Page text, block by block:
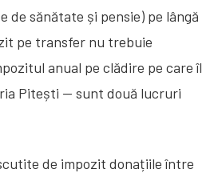
de sănătate și pensie) pe lângă
pe transfer nu trebuie
anual pe clădire pe care îl
Pitești — sunt două lucruri
de impozit donațiile între